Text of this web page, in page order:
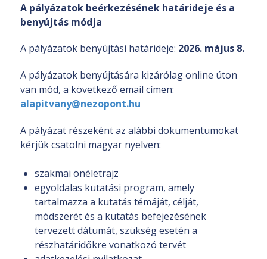
A pályázatok beérkezésének határideje és a
benyújtás módja
A pályázatok benyújtási határideje: 2026. május 8.
A pályázatok benyújtására kizárólag online úton
van mód, a következő email címen:
alapitvany@nezopont.hu
A pályázat részeként az alábbi dokumentumokat
kérjük csatolni magyar nyelven:
szakmai önéletrajz
egyoldalas kutatási program, amely
tartalmazza a kutatás témáját, célját,
módszerét és a kutatás befejezésének
tervezett dátumát, szükség esetén a
részhatáridőkre vonatkozó tervét